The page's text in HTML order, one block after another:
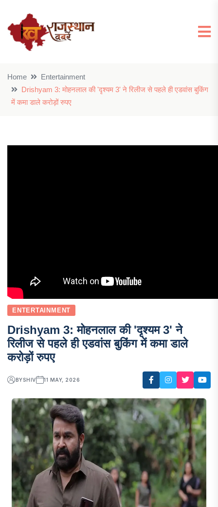
Home
Entertainment
Drishyam 3: मोहनलाल की 'दृश्यम 3' ने रिलीज से पहले ही एडवांस बुकिंग
में कमा डाले करोड़ों रुपए
ENTERTAINMENT
Drishyam 3: मोहनलाल की 'दृश्यम 3' ने
रिलीज से पहले ही एडवांस बुकिंग में कमा डाले
करोड़ों रुपए
BYSHIV 11 MAY, 2026